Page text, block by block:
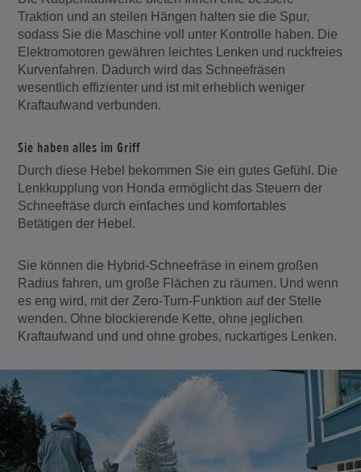
Traktion und an steilen Hängen halten sie die Spur,
sodass Sie die Maschine voll unter Kontrolle haben. Die
Elektromotoren gewähren leichtes Lenken und ruckfreies
Kurvenfahren. Dadurch wird das Schneefräsen
wesentlich effizienter und ist mit erheblich weniger
Kraftaufwand verbunden.
Sie haben alles im Griff
Durch diese Hebel bekommen Sie ein gutes Gefühl. Die
Lenkkupplung von Honda ermöglicht das Steuern der
Schneefräse durch einfaches und komfortables
Betätigen der Hebel.
Sie können die Hybrid-Schneefräse in einem großen
Radius fahren, um große Flächen zu räumen. Und wenn
es eng wird, mit der Zero-Turn-Funktion auf der Stelle
wenden. Ohne blockierende Kette, ohne jeglichen
Kraftaufwand und und ohne grobes, ruckartiges Lenken.